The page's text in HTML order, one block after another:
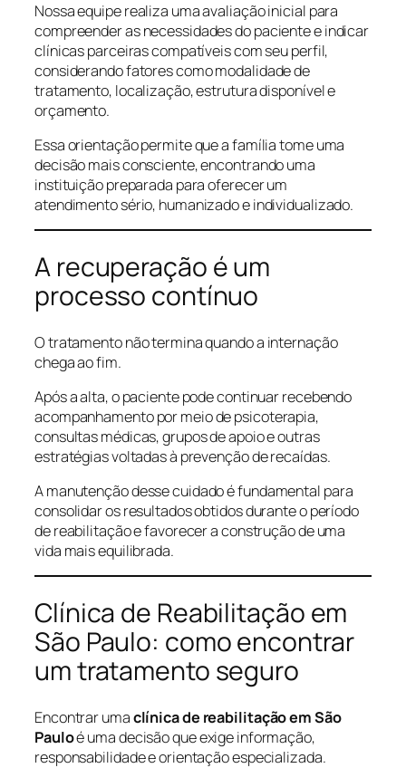
Nossa equipe realiza uma avaliação inicial para
compreender as necessidades do paciente e indicar
clínicas parceiras compatíveis com seu perfil,
considerando fatores como modalidade de
tratamento, localização, estrutura disponível e
orçamento.
Essa orientação permite que a família tome uma
decisão mais consciente, encontrando uma
instituição preparada para oferecer um
atendimento sério, humanizado e individualizado.
A recuperação é um
processo contínuo
O tratamento não termina quando a internação
chega ao fim.
Após a alta, o paciente pode continuar recebendo
acompanhamento por meio de psicoterapia,
consultas médicas, grupos de apoio e outras
estratégias voltadas à prevenção de recaídas.
A manutenção desse cuidado é fundamental para
consolidar os resultados obtidos durante o período
de reabilitação e favorecer a construção de uma
vida mais equilibrada.
Clínica de Reabilitação em
São Paulo: como encontrar
um tratamento seguro
Encontrar umaclínica de reabilitação em São
Pauloé uma decisão que exige informação,
responsabilidade e orientação especializada.